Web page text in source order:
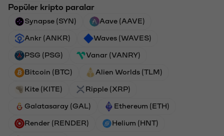
Popüler kripto paralar
Synapse (SYN) Aave (AAVE)
Ankr (ANKR) Waves (WAVES)
PSG (PSG) Vanar (VANRY)
Bitcoin (BTC) Alien Worlds (TLM)
Kite (KITE) Ripple (XRP)
Galatasaray (GAL) Ethereum (ETH)
Render (RENDER) Helium (HNT)